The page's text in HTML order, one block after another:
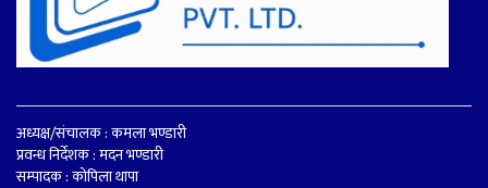
अध्यक्ष/संचालक : कमला भण्डारी
प्रवन्ध निर्देशक : मदन भण्डारी
सम्पादक : कोपिला थापा